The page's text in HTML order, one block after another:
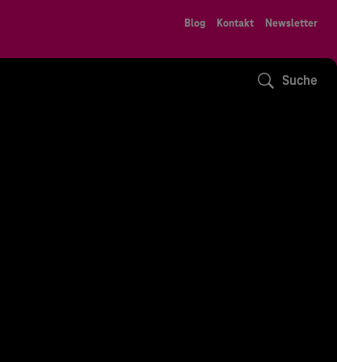
Blog Kontakt Newsletter
Suche